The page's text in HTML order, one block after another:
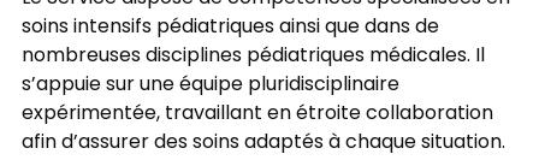
soins intensifs pédiatriques ainsi que dans de
nombreuses disciplines pédiatriques médicales. Il
s’appuie sur une équipe pluridisciplinaire
expérimentée, travaillant en étroite collaboration
afin d’assurer des soins adaptés à chaque situation.